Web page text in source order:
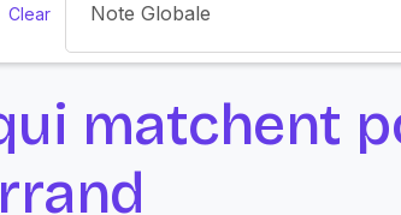
Clear Note Globale
matchent